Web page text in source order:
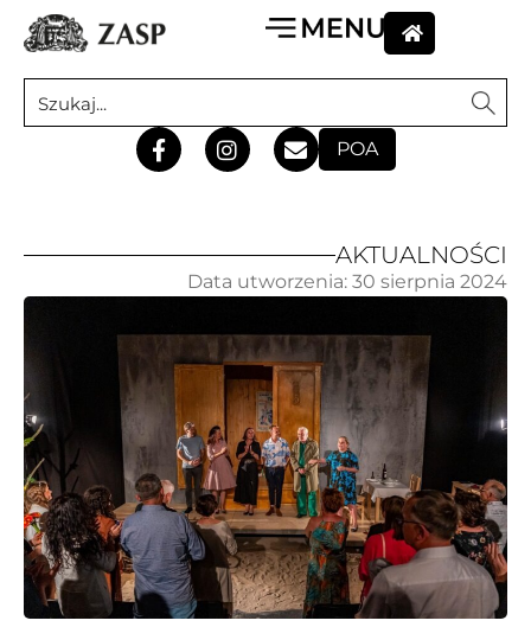
POA
AKTUALNOŚCI
Data utworzenia: 30 sierpnia 2024